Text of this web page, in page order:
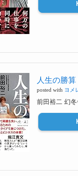
人生の勝
posted with ヨメ
前田裕二 幻